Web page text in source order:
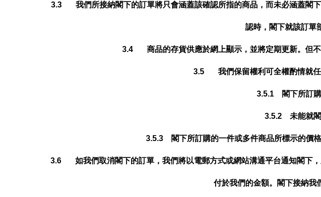
3.3 我們所接納閣下的訂單將只會涵蓋該確認所指的商品，而未必涵蓋閣
認時，閣下就該訂單
3.4 商品的存貨供應於網上顯示，並將定期更新。但不
3.5 我們保留權利可全權酌情就任
3.5.1 閣下所訂購
3.5.2 未能就閣
3.5.3 閣下所訂購的一件或多件商品所標示的價
3.6 如我們取消閣下的訂單，我們將以電郵方式或網站溝通平台通知閣下
付於我們的金額。閣下接納我